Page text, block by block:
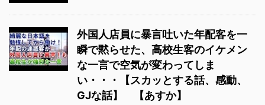
外国人店員に暴言吐いた年配客を一
瞬で黙らせた、高校生客のイケメン
な一言で空気が変わってしま
い・・・【スカッとする話、感動、
GJな話】 【あすか】